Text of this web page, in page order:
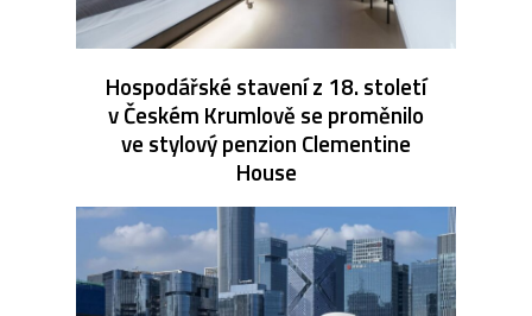
Hospodářské stavení z 18. století
v Českém Krumlově se proměnilo
ve stylový penzion Clementine
House